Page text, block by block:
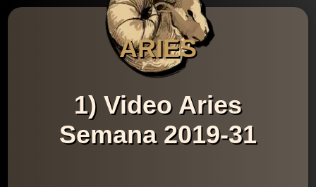
ARIES
1) Video Aries
Semana 2019-31